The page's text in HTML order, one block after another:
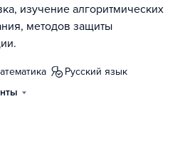
изучение алгоритмических
методов защиты
математика
русский язык